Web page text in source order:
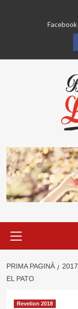
Facebook
principal
PRIMA PAGINĂ 2017
EL PATO
Revelion 2018